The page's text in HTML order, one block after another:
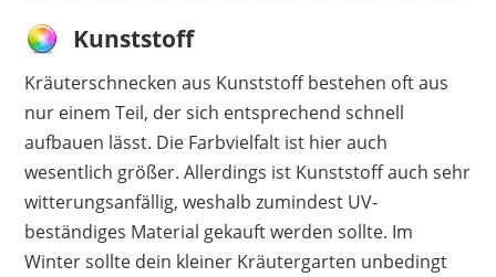
Kunststoff
Kräuterschnecken aus Kunststoff bestehen oft aus
nur einem Teil, der sich entsprechend schnell
aufbauen lässt. Die Farbvielfalt ist hier auch
wesentlich größer. Allerdings ist Kunststoff auch sehr
witterungsanfällig, weshalb zumindest UV-
beständiges Material gekauft werden sollte. Im
Winter sollte dein kleiner Kräutergarten unbedingt